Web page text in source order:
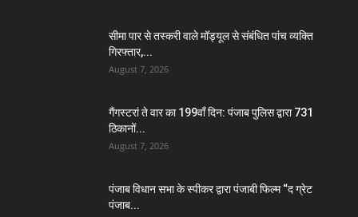
सीमा पार से तस्करी वाले मॉड्यूल से संबंधित पांच व्यक्ति
गिरफ्तार,...
August 7, 2026
गैंगस्टरां ते वार का 199वाँ दिन: पंजाब पुलिस द्वारा 731
ठिकानों...
August 7, 2026
पंजाब विधान सभा के स्पीकर द्वारा पंजाबी फिल्म “द ग्रेट
पंजाब...